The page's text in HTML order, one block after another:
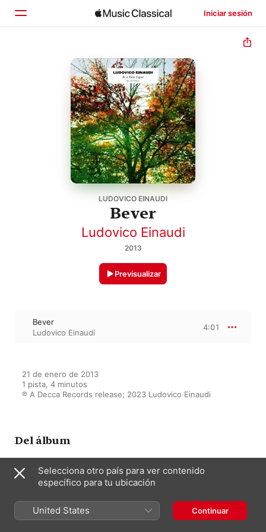
Iniciar sesión
Explorar
LUDOVICO EINAUDI
Bever
Ludovico Einaudi
2013
Previsualizar
Bever
Ludovico Einaudi
4:01
21 de enero de 2013
1 pista, 4 minutos
℗ A Decca Records release; 2023 Ludovico Einaudi
Del álbum
In A Time Lapse (Deluxe)
Ludovico Einaudi
Selecciona otro país para ver contenido
específico para tu ubicación
United States Continuar